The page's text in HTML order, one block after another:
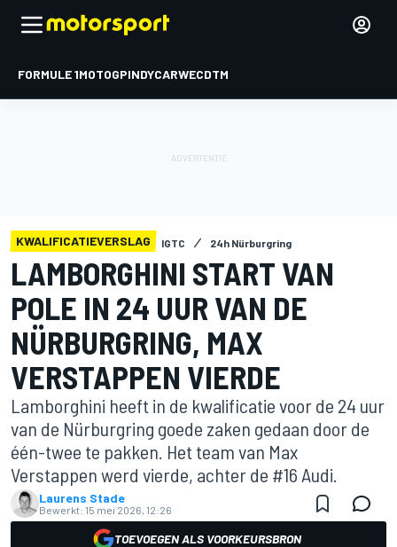
FORMULE 1MOTOGPINDYCARWECDTM
KWALIFICATIEVERSLAG IGTC 24h Nürburgring
LAMBORGHINI START VAN
POLE IN 24 UUR VAN DE
NÜRBURGRING, MAX
VERSTAPPEN VIERDE
Lamborghini heeft in de kwalificatie voor de 24 uur
van de Nürburgring goede zaken gedaan door de
één-twee te pakken. Het team van Max
Verstappen werd vierde, achter de #16 Audi.
Laurens Stade
Bewerkt: 15 mei 2026, 12:26
TOEVOEGEN ALS VOORKEURSBRON